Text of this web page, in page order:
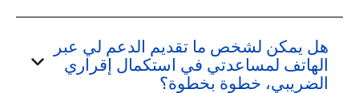
هل يمكن لشخص ما تقديم الدعم لي عبر
الهاتف لمساعدتي في استكمال إقراري
الضريبي، خطوة بخطوة؟